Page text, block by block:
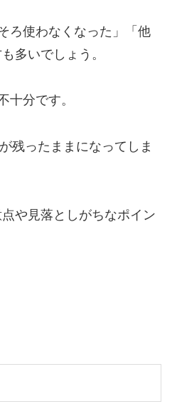
ろ使わなくなった」「他
多いでしょう。
十分です。
残ったままになってしま
や見落としがちなポイン